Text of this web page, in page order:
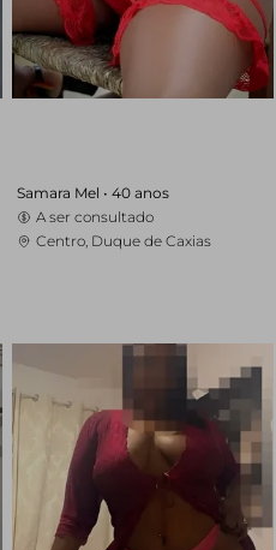
Samara Mel • 40 anos
A ser consultado
Centro, Duque de Caxias